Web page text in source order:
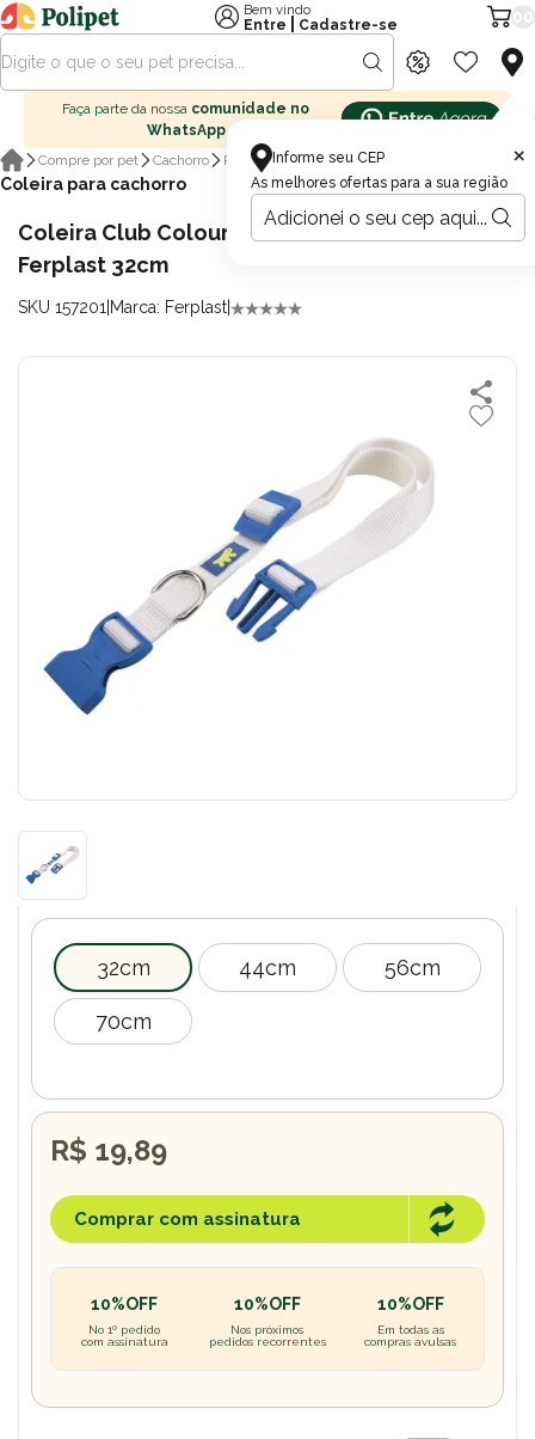
Informe seu CEP
As melhores ofertas para a sua região
×
Bem vindo
Entre
Cadastre-se
Faça parte da nossa comunidade no
WhatsApp
Compre por pet
Cachorro Passeio para cachorro
Coleira para cachorro
Coleira Club Colours Branco para Cães
Ferplast 32cm
SKU 157201 Marca: Ferplast
32cm 44cm 56cm
70cm
R$ 19,89
Comprar com assinatura
10%OFF
No 1º pedido
com assinatura
10%OFF
Nos próximos
pedidos recorrentes
10%OFF
Em todas as
compras avulsas